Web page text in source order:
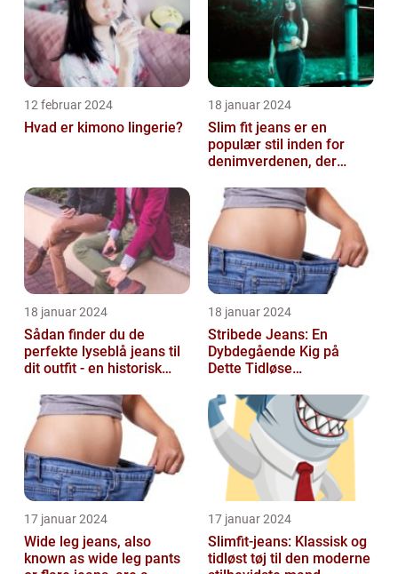
12 februar 2024
Hvad er kimono lingerie?
18 januar 2024
Slim fit jeans er en
populær stil inden for
denimverdenen, der
personer, der ønsk...
18 januar 2024
Sådan finder du de
perfekte lyseblå jeans til
dit outfit - en historisk
fash...
18 januar 2024
Stribede Jeans: En
Dybdegående Kig på
Dette Tidløse
17 januar 2024
Wide leg jeans, also
known as wide leg pants
17 januar 2024
Slimfit-jeans: Klassisk og
tidløst tøj til den moderne